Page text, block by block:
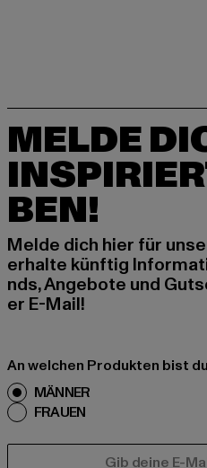
MELDE
BEN!
Melde dich hier für
erhalte künftig
nds, Angebote und
er E-Mail!
An welchen Produkten bist
MÄNNER
FRAUEN